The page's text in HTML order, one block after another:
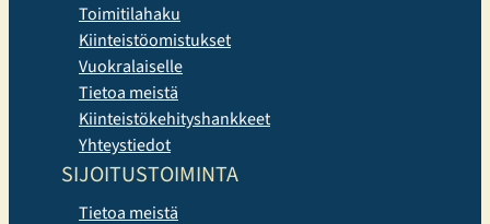
Toimitilahaku
Kiinteistöomistukset
Vuokralaiselle
Tietoa meistä
Kiinteistökehityshankkeet
Yhteystiedot
SIJOITUSTOIMINTA
Tietoa meistä